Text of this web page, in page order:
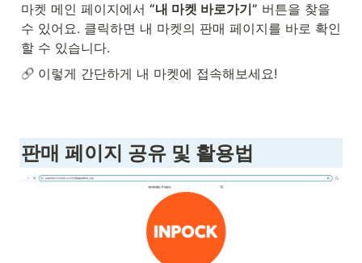
마켓 메인 페이지에서 “내 마켓 바로가기” 버튼을 찾을
수 있어요. 클릭하면 내 마켓의 판매 페이지를 바로 확인
할 수 있습니다.
이렇게 간단하게 내 마켓에 접속해보세요!
판매 페이지 공유 및 활용법